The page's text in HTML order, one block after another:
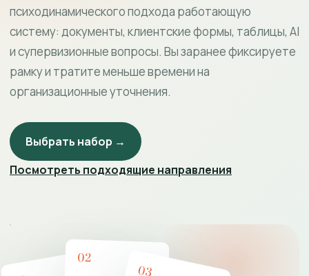
психодинамического подхода работающую
систему: документы, клиентские формы, таблицы, AI
и супервизионные вопросы. Вы заранее фиксируете
рамку и тратите меньше времени на
организационные уточнения.
Выбрать набор →
Посмотреть подходящие направления
02
03